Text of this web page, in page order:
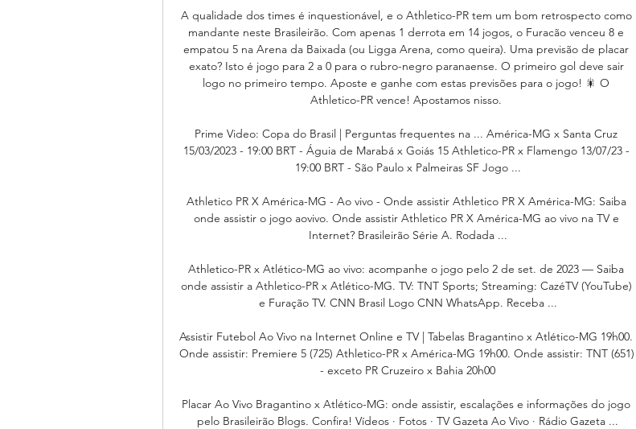
A qualidade dos times é inquestionável, e o Athletico-PR tem um bom retrospecto como
mandante neste Brasileirão. Com apenas 1 derrota em 14 jogos, o Furacão venceu 8 e
empatou 5 na Arena da Baixada (ou Ligga Arena, como queira). Uma previsão de placar
exato? Isto é jogo para 2 a 0 para o rubro-negro paranaense. O primeiro gol deve sair
logo no primeiro tempo. Aposte e ganhe com estas previsões para o jogo! 🎇 O
Athletico-PR vence! Apostamos nisso.
Prime Video: Copa do Brasil | Perguntas frequentes na ... América-MG x Santa Cruz
15/03/2023 - 19:00 BRT - Águia de Marabá x Goiás 15 Athletico-PR x Flamengo 13/07/23 -
19:00 BRT - São Paulo x Palmeiras SF Jogo ...
Athletico PR X América-MG - Ao vivo - Onde assistir Athletico PR X América-MG: Saiba
onde assistir o jogo aovivo. Onde assistir Athletico PR X América-MG ao vivo na TV e
Internet? Brasileirão Série A. Rodada ...
Athletico-PR x Atlético-MG ao vivo: acompanhe o jogo pelo 2 de set. de 2023 — Saiba
onde assistir a Athletico-PR x Atlético-MG. TV: TNT Sports; Streaming: CazéTV (YouTube)
e Furação TV. CNN Brasil Logo CNN WhatsApp. Receba ...
Assistir Futebol Ao Vivo na Internet Online e TV | Tabelas Bragantino x Atlético-MG 19h00.
Onde assistir: Premiere 5 (725) Athletico-PR x América-MG 19h00. Onde assistir: TNT (651)
- exceto PR Cruzeiro x Bahia 20h00
Placar Ao Vivo Bragantino x Atlético-MG: onde assistir, escalações e informações do jogo
pelo Brasileirão Blogs. Confira! Vídeos · Fotos · TV Gazeta Ao Vivo · Rádio Gazeta ...